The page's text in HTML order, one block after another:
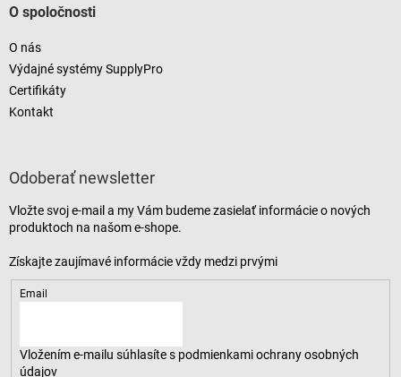
O spoločnosti
O nás
Výdajné systémy SupplyPro
Certifikáty
Kontakt
Odoberať newsletter
Vložte svoj e-mail a my Vám budeme zasielať informácie o nových
produktoch na našom e-shope.
Email
Vložením e-mailu súhlasíte s podmienkami ochrany osobných
údajov